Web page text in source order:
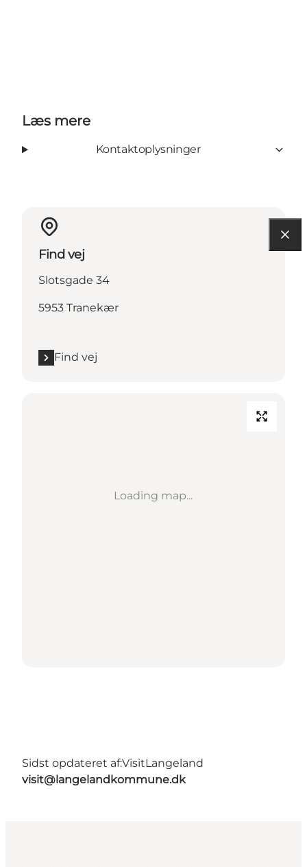
Læs mere
Kontaktoplysninger
Find vej
Slotsgade 34
5953 Tranekær
Find vej
Loading map...
Sidst opdateret af:VisitLangeland
visit@langelandkommune.dk